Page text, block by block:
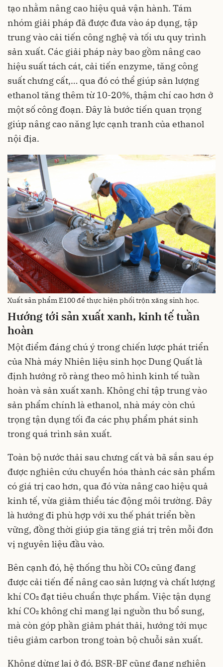
tạo nhằm nâng cao hiệu quả vận hành. Tám
nhóm giải pháp đã được đưa vào áp dụng, tập
trung vào cải tiến công nghệ và tối ưu quy trình
sản xuất. Các giải pháp này bao gồm nâng cao
hiệu suất tách cát, cải tiến enzyme, tăng công
suất chưng cất,… qua đó có thể giúp sản lượng
ethanol tăng thêm từ 10-20%, thậm chí cao hơn ở
một số công đoạn. Đây là bước tiến quan trọng
giúp nâng cao năng lực cạnh tranh của ethanol
nội địa.
Xuất sản phẩm E100 để thực hiện phối trộn xăng sinh học.
Hướng tới sản xuất xanh, kinh tế tuần
hoàn
Một điểm đáng chú ý trong chiến lược phát triển
của Nhà máy Nhiên liệu sinh học Dung Quất là
định hướng rõ ràng theo mô hình kinh tế tuần
hoàn và sản xuất xanh. Không chỉ tập trung vào
sản phẩm chính là ethanol, nhà máy còn chú
trọng tận dụng tối đa các phụ phẩm phát sinh
trong quá trình sản xuất.
Toàn bộ nước thải sau chưng cất và bã sắn sau ép
được nghiên cứu chuyển hóa thành các sản phẩm
có giá trị cao hơn, qua đó vừa nâng cao hiệu quả
kinh tế, vừa giảm thiểu tác động môi trường. Đây
là hướng đi phù hợp với xu thế phát triển bền
vững, đồng thời giúp gia tăng giá trị trên mỗi đơn
vị nguyên liệu đầu vào.
Bên cạnh đó, hệ thống thu hồi CO₂ cũng đang
được cải tiến để nâng cao sản lượng và chất lượng
khí CO₂ đạt tiêu chuẩn thực phẩm. Việc tận dụng
khí CO₂ không chỉ mang lại nguồn thu bổ sung,
mà còn góp phần giảm phát thải, hướng tới mục
tiêu giảm carbon trong toàn bộ chuỗi sản xuất.
Không dừng lại ở đó, BSR-BF cũng đang nghiên